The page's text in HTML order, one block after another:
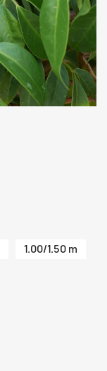
1.00/1.50 m